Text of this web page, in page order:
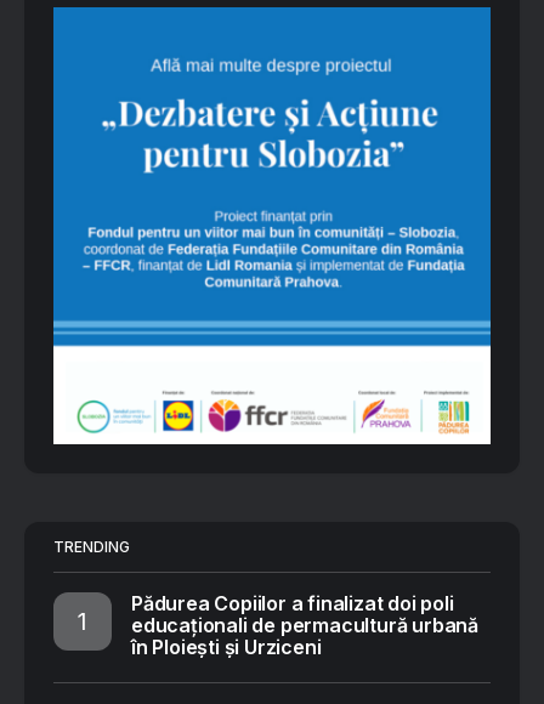
TRENDING
Pădurea Copiilor a finalizat doi poli
educaționali de permacultură urbană
în Ploiești și Urziceni